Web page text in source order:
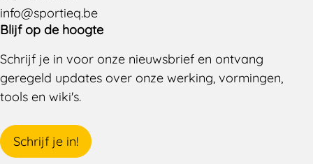
info@sportieq.be
Blijf op de hoogte
Schrijf je in voor onze nieuwsbrief en ontvang
geregeld updates over onze werking, vormingen,
tools en wiki's.
Schrijf je in!